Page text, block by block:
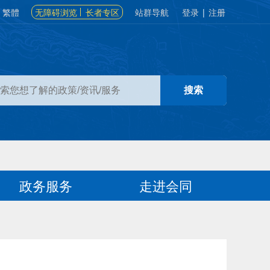
繁體 无障碍浏览 长者专区 站群导航 登录 | 注册
政务服务 走进会同